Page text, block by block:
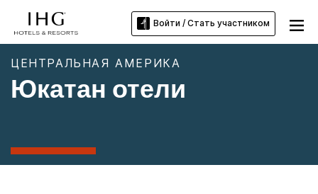
Войти / Стать участником
ЦЕНТРАЛЬНАЯ АМЕРИКА
Юкатан отели